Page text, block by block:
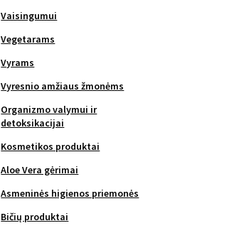
Vaisingumui
Vegetarams
Vyrams
Vyresnio amžiaus žmonėms
Organizmo valymui ir
detoksikacijai
Kosmetikos produktai
Aloe Vera gėrimai
Asmeninės higienos priemonės
Bičių produktai